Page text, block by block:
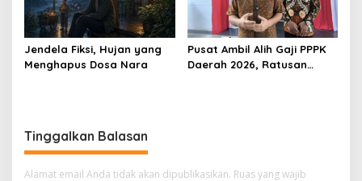
Jendela Fiksi, Hujan yang
Menghapus Dosa Nara
Pusat Ambil Alih Gaji PPPK
Daerah 2026, Ratusan
Tinggalkan Balasan
Alamat email Anda tidak akan dipublikasikan. Ruas yang wajib